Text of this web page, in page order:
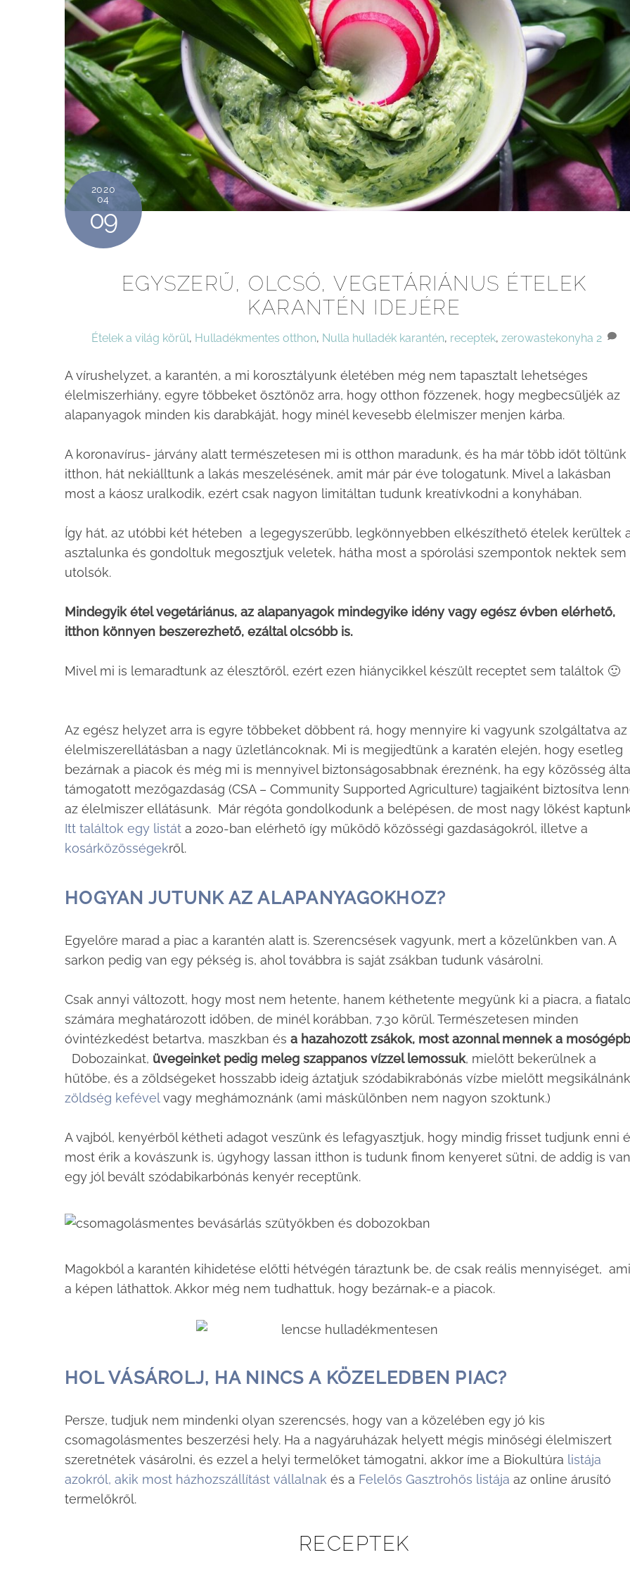
2020
04
09
EGYSZERŰ, OLCSÓ, VEGETÁRIÁNUS ÉTELEK
KARANTÉN IDEJÉRE
Ételek a világ körül, Hulladékmentes otthon, Nulla hulladék karantén, receptek,zerowastekonyha 2
A vírushelyzet, a karantén, a mi korosztályunk életében még nem tapasztalt lehetséges
élelmiszerhiány, egyre többeket ösztönöz arra, hogy otthon főzzenek, hogy megbecsüljék az
alapanyagok minden kis darabkáját, hogy minél kevesebb élelmiszer menjen kárba.
A koronavírus- járvány alatt természetesen mi is otthon maradunk, és ha már több időt töltünk
itthon, hát nekiálltunk a lakás meszelésének, amit már pár éve tologatunk. Mivel a lakásban
most a káosz uralkodik, ezért csak nagyon limitáltan tudunk kreatívkodni a konyhában.
Így hát, az utóbbi két héteben a legegyszerűbb, legkönnyebben elkészíthető ételek kerültek
asztalunka és gondoltuk megosztjuk veletek, hátha most a spórolási szempontok nektek sem
utolsók.
Mindegyik étel vegetáriánus, az alapanyagok mindegyike idény vagy egész évben elérhető,
itthon könnyen beszerezhető, ezáltal olcsóbb is.
Mivel mi is lemaradtunk az élesztőről, ezért ezen hiánycikkel készült receptet sem találtok 🙂
Az egész helyzet arra is egyre többeket döbbent rá, hogy mennyire ki vagyunk szolgáltatva az
élelmiszerellátásban a nagy üzletláncoknak. Mi is megijedtünk a karatén elején, hogy esetleg
bezárnak a piacok és még mi is mennyivel biztonságosabbnak éreznénk, ha egy közösség
támogatott mezőgazdaság (CSA – Community Supported Agriculture) tagjaiként biztosítva
az élelmiszer ellátásunk. Már régóta gondolkodunk a belépésen, de most nagy lökést
Itt találtok egy listát a 2020-ban elérhető így működő közösségi gazdaságokról, illetve a
kosárközösségekről.
HOGYAN JUTUNK AZ ALAPANYAGOKHOZ?
Egyelőre marad a piac a karantén alatt is. Szerencsések vagyunk, mert a közelünkben van. A
sarkon pedig van egy pékség is, ahol továbbra is saját zsákban tudunk vásárolni.
Csak annyi változott, hogy most nem hetente, hanem kéthetente megyünk ki a piacra, a
számára meghatározott időben, de minél korábban, 7.30 körül. Természetesen minden
óvintézkedést betartva, maszkban és a hazahozott zsákok, most azonnal mennek a
Dobozainkat, üvegeinket pedig meleg szappanos vízzel lemossuk, mielőtt bekerülnek a
hűtőbe, és a zöldségeket hosszabb ideig áztatjuk szódabikrabónás vízbe mielőtt megsikálnánk
zöldség kefévelvagy meghámoznánk (ami máskülönben nem nagyon szoktunk.)
A vajból, kenyérből kétheti adagot veszünk és lefagyasztjuk, hogy mindig frisset tudjunk enni
most érik a kovászunk is, úgyhogy lassan itthon is tudunk finom kenyeret sütni, de addig is van
egy jól bevált szódabikarbónás kenyér receptünk.
Magokból a karantén kihidetése előtti hétvégén táraztunk be, de csak reális mennyiséget,
a képen láthattok. Akkor még nem tudhattuk, hogy bezárnak-e a piacok.
HOL VÁSÁROLJ, HA NINCS A KÖZELEDBEN PIAC?
Persze, tudjuk nem mindenki olyan szerencsés, hogy van a közelében egy jó kis
csomagolásmentes beszerzési hely. Ha a nagyáruházak helyett mégis minőségi élelmiszert
szeretnétek vásárolni, és ezzel a helyi termelőket támogatni, akkor íme a Biokultúra listája
azokról, akik most házhozszállítást vállalnak és a Felelős Gasztrohős listája az online árusító
termelőkről.
RECEPTEK